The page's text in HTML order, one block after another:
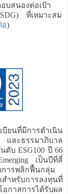
บสนองต่อเป้า
ที่เหมาะสม
)
ยนที่มีการดำเนิน
ะธรรมาภิบาล
นดับ ESG100 ปี 66
เป็นปีที่สี่
การพลิกฟื้นกลุ่ม
สำหรับการลงทุนที่
กาสการได้รับผล